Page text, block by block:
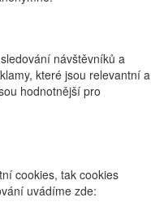
návštěvníků a
které jsou relevantní a
hodnotnější pro
cookies, tak cookies
uvádíme zde: